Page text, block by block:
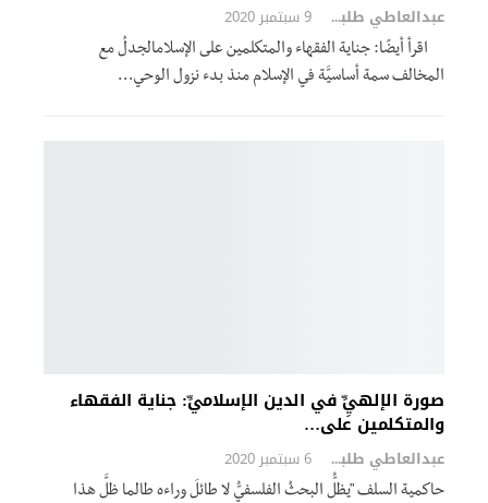
عبدالعاطي طلبة 9 سبتمبر 2020
اقرأ أيضًا: جناية الفقهاء والمتكلمين على الإسلامالجدلُ مع
المخالف سمة أساسيَّة في الإسلام منذ بدء نزول الوحي…
صورة الإلهيِِّ في الدين الإسلاميِّ: جناية الفقهاء
والمتكلمين على…
عبدالعاطي طلبة 6 سبتمبر 2020
حاكمية السلف "يظلُّ البحثُ الفلسفيُّ لا طائلَ وراءه طالما ظلَّ هذا